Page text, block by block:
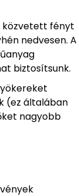
közvetett fényt
nedvesen. A
biztosítsunk.
(ez általában
nagyobb